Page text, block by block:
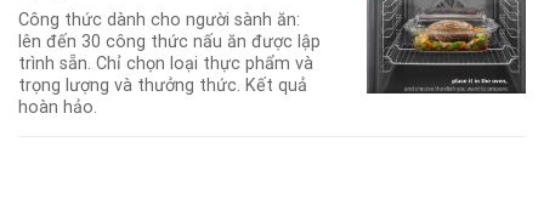
Công thức dành cho người sành ăn:
lên đến 30 công thức nấu ăn được lập
trình sẵn. Chỉ chọn loại thực phẩm và
trọng lượng và thưởng thức. Kết quả
hoàn hảo.